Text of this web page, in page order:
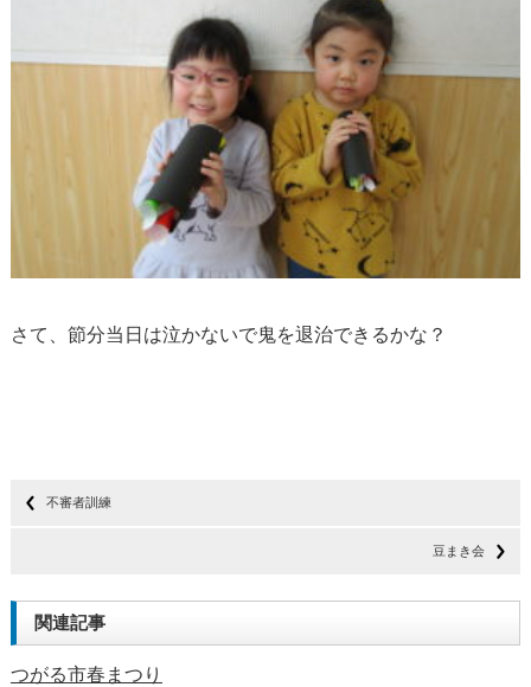
さて、節分当日は泣かないで鬼を退治できるかな？
不審者訓練
豆まき会
関連記事
つがる市春まつり